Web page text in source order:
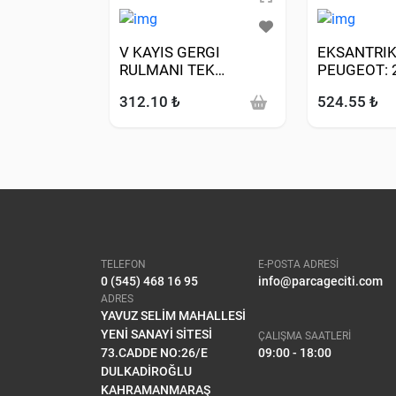
V KAYIS GERGI
RULMANI TEK
DW10TD)
312.10 ₺
5008 508 I
524.55 ₺
TELEFON
0 (545) 468 16 95
E-POSTA ADRESİ
info@parcageciti.com
ADRES
YAVUZ SELİM MAHALLESİ
YENİ SANAYİ SİTESİ
73.CADDE NO:26/E
DULKADİROĞLU
KAHRAMANMARAŞ
ÇALIŞMA SAATLERİ
09:00 - 18:00